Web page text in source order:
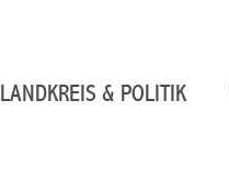
LANDKREIS & POLITIK